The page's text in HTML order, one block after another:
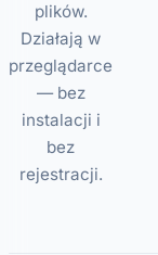
plików.
Działają w
przeglądarce
— bez
instalacji i
bez
rejestracji.